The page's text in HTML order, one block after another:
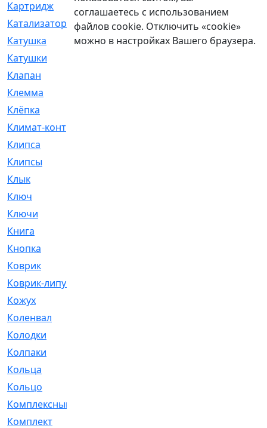
Картридж
Катализатор
[1]
Катушка
[2]
Катушки
Клапан
Клемма
Клёпка
Климат-контроль
Клипса
Клипсы
Клык
Ключ
Ключи
Книга
Кнопка
Коврик
Коврик-липучка
Кожух
Коленвал
Колодки
Колпаки
Кольца
Кольцо
Комплексный
Комплект
соглашаетесь с использованием
файлов cookie. Отключить «cookie»
можно в настройках Вашего браузера.